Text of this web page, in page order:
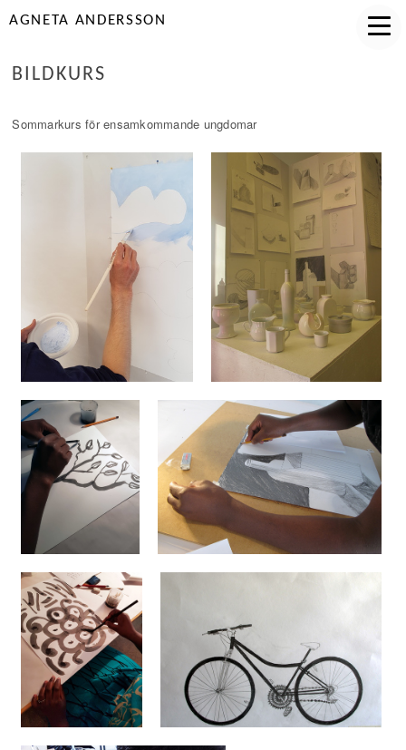
AGNETA ANDERSSON
BILDKURS
Sommarkurs för ensamkommande ungdomar